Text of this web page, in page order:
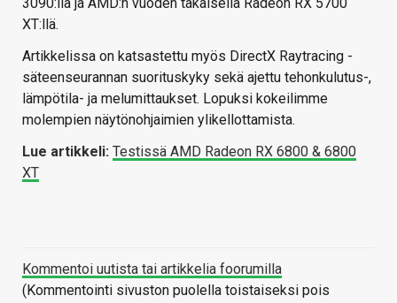
XT:llä.
Artikkelissa on katsastettu myös DirectX Raytracing -
säteenseurannan suorituskyky sekä ajettu tehonkulutus-,
lämpötila- ja melumittaukset. Lopuksi kokeilimme
molempien näytönohjaimien ylikellottamista.
Lue artikkeli: Testissä AMD Radeon RX 6800 & 6800
XT
Kommentoi uutista tai artikkelia foorumilla
(Kommentointi sivuston puolella toistaiseksi pois